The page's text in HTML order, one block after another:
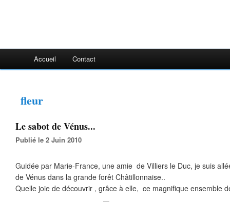
Accueil Contact
fleur
Le sabot de Vénus...
Publié le 2 Juin 2010
Guidée par Marie-France, une amie de Villiers le Duc, je suis
de Vénus dans la grande forêt Châtillonnaise..
Quelle joie de découvrir , grâce à elle, ce magnifique ensemble